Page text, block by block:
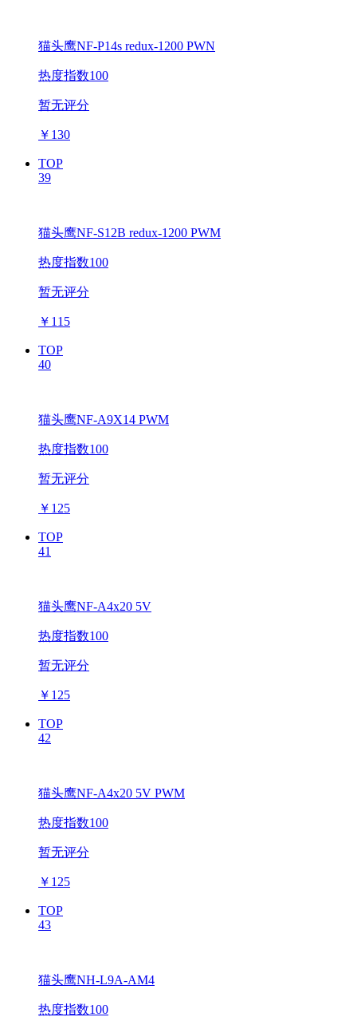
猫头鹰NF-P14s redux-1200 PWN
热度指数100
暂无评分
￥ 130
TOP
39
猫头鹰NF-S12B redux-1200 PWM
热度指数100
暂无评分
￥ 115
TOP
40
猫头鹰NF-A9X14 PWM
热度指数100
暂无评分
￥ 125
TOP
41
猫头鹰NF-A4x20 5V
热度指数100
暂无评分
￥ 125
TOP
42
猫头鹰NF-A4x20 5V PWM
热度指数100
暂无评分
￥ 125
TOP
43
猫头鹰NH-L9A-AM4
热度指数100